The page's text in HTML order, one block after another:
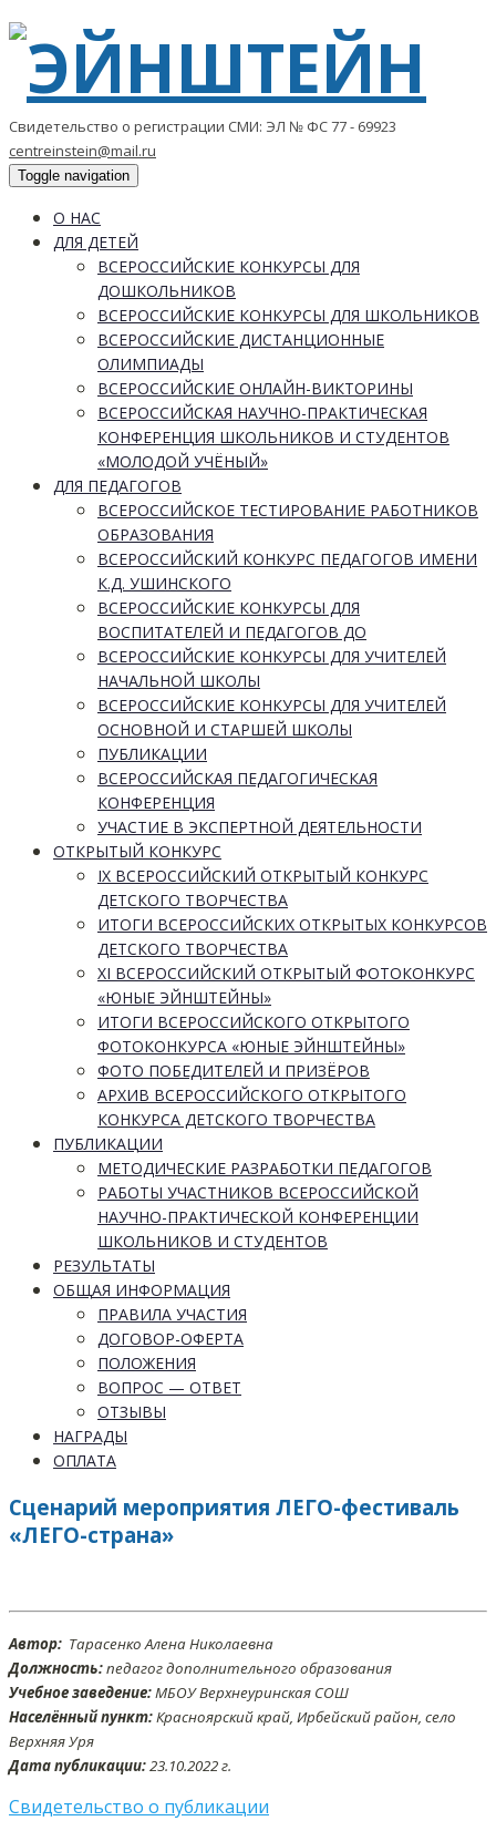
Свидетельство о регистрации СМИ: ЭЛ № ФС 77 - 69923
centreinstein@mail.ru
Toggle navigation
О НАС
ДЛЯ ДЕТЕЙ
ВСЕРОССИЙСКИЕ КОНКУРСЫ ДЛЯ
ДОШКОЛЬНИКОВ
ВСЕРОССИЙСКИЕ КОНКУРСЫ ДЛЯ ШКОЛЬНИКОВ
ВСЕРОССИЙСКИЕ ДИСТАНЦИОННЫЕ
ОЛИМПИАДЫ
ВСЕРОССИЙСКИЕ ОНЛАЙН-ВИКТОРИНЫ
ВСЕРОССИЙСКАЯ НАУЧНО-ПРАКТИЧЕСКАЯ
КОНФЕРЕНЦИЯ ШКОЛЬНИКОВ И СТУДЕНТОВ
«МОЛОДОЙ УЧЁНЫЙ»
ДЛЯ ПЕДАГОГОВ
ВСЕРОССИЙСКОЕ ТЕСТИРОВАНИЕ РАБОТНИКОВ
ОБРАЗОВАНИЯ
ВСЕРОССИЙСКИЙ КОНКУРС ПЕДАГОГОВ ИМЕНИ
К.Д. УШИНСКОГО
ВСЕРОССИЙСКИЕ КОНКУРСЫ ДЛЯ
ВОСПИТАТЕЛЕЙ И ПЕДАГОГОВ ДО
ВСЕРОССИЙСКИЕ КОНКУРСЫ ДЛЯ УЧИТЕЛЕЙ
НАЧАЛЬНОЙ ШКОЛЫ
ВСЕРОССИЙСКИЕ КОНКУРСЫ ДЛЯ УЧИТЕЛЕЙ
ОСНОВНОЙ И СТАРШЕЙ ШКОЛЫ
ПУБЛИКАЦИИ
ВСЕРОССИЙСКАЯ ПЕДАГОГИЧЕСКАЯ
КОНФЕРЕНЦИЯ
УЧАСТИЕ В ЭКСПЕРТНОЙ ДЕЯТЕЛЬНОСТИ
ОТКРЫТЫЙ КОНКУРС
IX ВСЕРОССИЙСКИЙ ОТКРЫТЫЙ КОНКУРС
ДЕТСКОГО ТВОРЧЕСТВА
ИТОГИ ВСЕРОССИЙСКИХ ОТКРЫТЫХ КОНКУРСОВ
ДЕТСКОГО ТВОРЧЕСТВА
XI ВСЕРОССИЙСКИЙ ОТКРЫТЫЙ ФОТОКОНКУРС
«ЮНЫЕ ЭЙНШТЕЙНЫ»
ИТОГИ ВСЕРОССИЙСКОГО ОТКРЫТОГО
ФОТОКОНКУРСА «ЮНЫЕ ЭЙНШТЕЙНЫ»
ФОТО ПОБЕДИТЕЛЕЙ И ПРИЗЁРОВ
АРХИВ ВСЕРОССИЙСКОГО ОТКРЫТОГО
КОНКУРСА ДЕТСКОГО ТВОРЧЕСТВА
ПУБЛИКАЦИИ
МЕТОДИЧЕСКИЕ РАЗРАБОТКИ ПЕДАГОГОВ
РАБОТЫ УЧАСТНИКОВ ВСЕРОССИЙСКОЙ
НАУЧНО-ПРАКТИЧЕСКОЙ КОНФЕРЕНЦИИ
ШКОЛЬНИКОВ И СТУДЕНТОВ
РЕЗУЛЬТАТЫ
ОБЩАЯ ИНФОРМАЦИЯ
ПРАВИЛА УЧАСТИЯ
ДОГОВОР-ОФЕРТА
ПОЛОЖЕНИЯ
ВОПРОС — ОТВЕТ
ОТЗЫВЫ
НАГРАДЫ
ОПЛАТА
Сценарий мероприятия ЛЕГО-фестиваль
«ЛЕГО-страна»
Автор: Тарасенко Алена Николаевна
Должность:педагог дополнительного образования
Учебное заведение:МБОУ Верхнеуринская СОШ
Населённый пункт:Красноярский край, Ирбейский район, село
Верхняя Уря
Дата публикации:23.10.2022 г.
Свидетельство о публикации